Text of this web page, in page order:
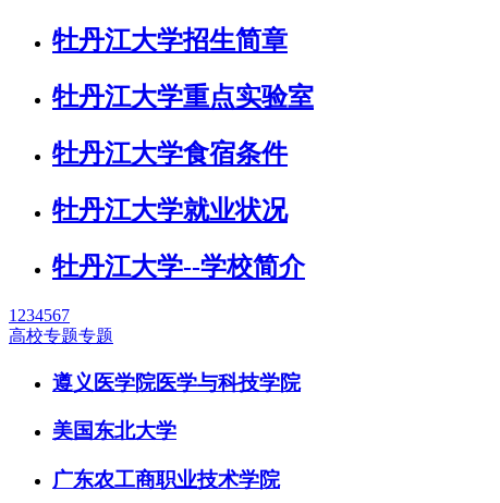
牡丹江大学招生简章
牡丹江大学重点实验室
牡丹江大学食宿条件
牡丹江大学就业状况
牡丹江大学--学校简介
1 234567
高校专题专题
遵义医学院医学与科技学院
美国东北大学
广东农工商职业技术学院